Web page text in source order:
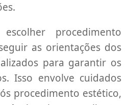
procedimento
as orientações dos
para garantir os
Isso envolve cuidados
procedimento estético,